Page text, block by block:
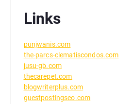
Links
punjwanis.com
the-parcs-clematiscondos.com
jusu-gb.com
thecarepet.com
blogwriterplus.com
guestpostingseo.com